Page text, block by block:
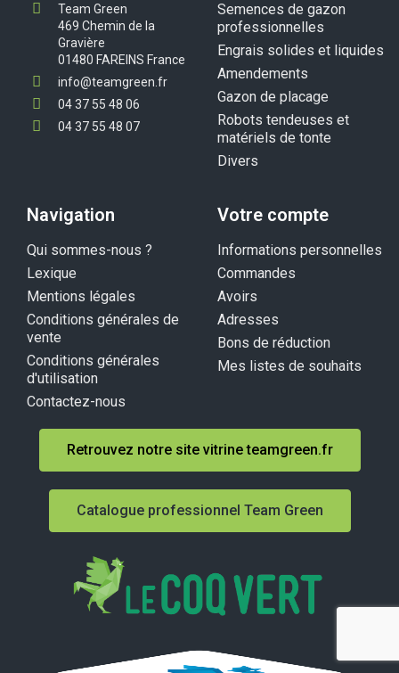
Team Green
469 Chemin de la
Gravière
01480 FAREINS France
info@teamgreen.fr
04 37 55 48 06
04 37 55 48 07
Semences de gazon
professionnelles
Engrais solides et liquides
Amendements
Gazon de placage
Robots tendeuses et
matériels de tonte
Divers
Navigation
Qui sommes-nous ?
Lexique
Mentions légales
Conditions générales de
vente
Conditions générales
d'utilisation
Contactez-nous
Votre compte
Informations personnelles
Commandes
Avoirs
Adresses
Bons de réduction
Mes listes de souhaits
Retrouvez notre site vitrine teamgreen.fr
Catalogue professionnel Team Green